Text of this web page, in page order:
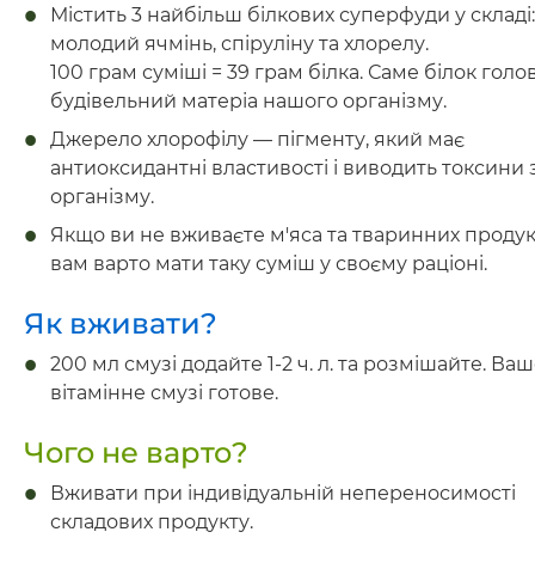
Містить 3 найбільш білкових суперфуди у складі:
молодий ячмінь, спіруліну та хлорелу.
100 грам суміші = 39 грам білка. Саме білок
будівельний матеріа нашого організму.
Джерело хлорофілу — пігменту, який має
антиоксидантні властивості і виводить токсини
організму.
Якщо ви не вживаєте м'яса та тваринних
вам варто мати таку суміш у своєму раціоні.
Як вживати?
200 мл смузі додайте 1-2 ч. л. та розмішайте.
вітамінне смузі готове.
Чого не варто?
Вживати при індивідуальній непереносимості
складових продукту.